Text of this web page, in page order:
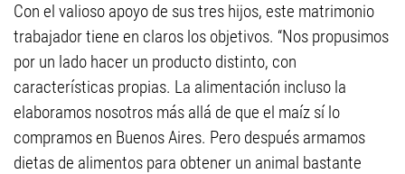
Con el valioso apoyo de sus tres hijos, este matrimonio
trabajador tiene en claros los objetivos. “Nos propusimos
por un lado hacer un producto distinto, con
características propias. La alimentación incluso la
elaboramos nosotros más allá de que el maíz sí lo
compramos en Buenos Aires. Pero después armamos
dietas de alimentos para obtener un animal bastante